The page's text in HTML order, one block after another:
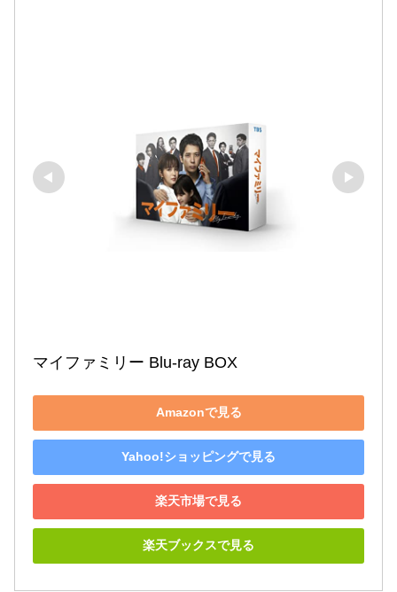
マイファミリー Blu-ray BOX
Amazonで見る
Yahoo!ショッピングで見る
楽天市場で見る
楽天ブックスで見る